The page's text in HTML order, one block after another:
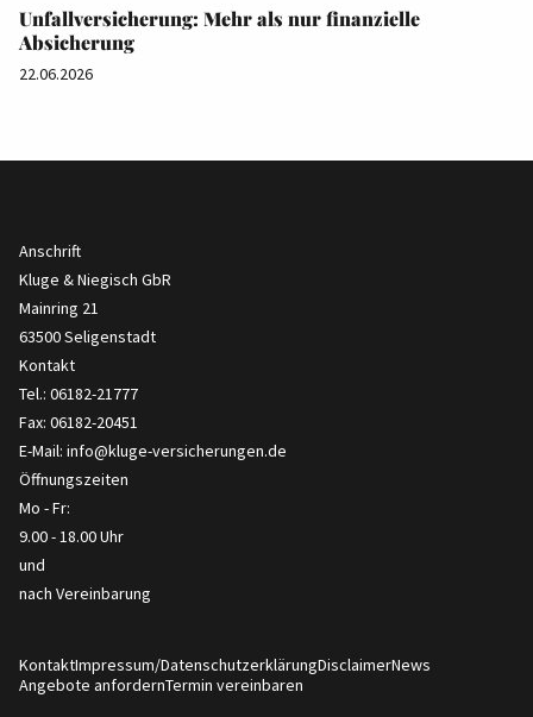
Unfallversicherung: Mehr als nur finanzielle
Absicherung
22.06.2026
Anschrift
Kluge & Niegisch GbR
Mainring 21
63500 Seligenstadt
Kontakt
Tel.: 06182-21777
Fax: 06182-20451
E-Mail: info@kluge-versicherungen.de
Öffnungszeiten
Mo - Fr:
9.00 - 18.00 Uhr
und
nach Vereinbarung
KontaktImpressum/DatenschutzerklärungDisclaimerNews
Angebote anfordernTermin vereinbaren